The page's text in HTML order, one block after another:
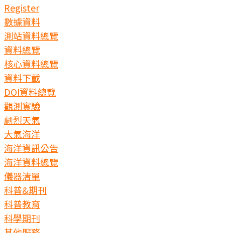
Register
數據資料
測站資料總覽
資料總覽
核心資料總覽
資料下載
DOI資料總覽
觀測實驗
劇烈天氣
大氣海洋
海洋資訊公告
海洋資料總覽
儀器清單
科普&期刊
科普教育
科學期刊